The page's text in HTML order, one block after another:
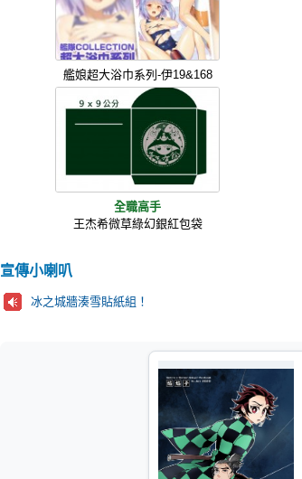
艦娘超大浴巾系列-伊19&168
全職高手
王杰希微草綠幻銀紅包袋
宣傳小喇叭
冰之城牆湊雪貼紙組！